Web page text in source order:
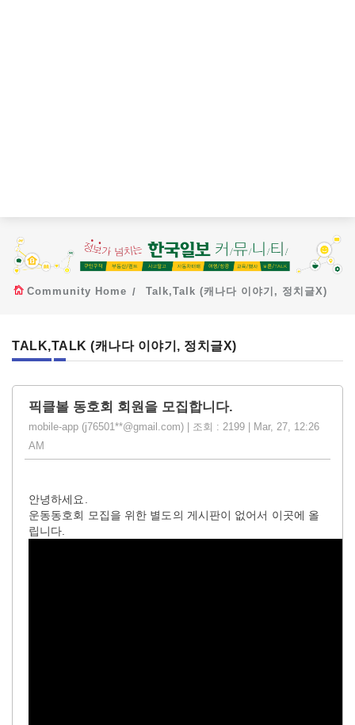
Community Home Talk,Talk (캐나다 이야기, 정치글X)
TALK,TALK (캐나다 이야기, 정치글X)
픽클볼 동호회 회원을 모집합니다.
mobile-app (j76501**@gmail.com) | 조회 : 2199 | Mar, 27, 12:26
AM
안녕하세요.
운동동호회 모집을 위한 별도의 게시판이 없어서 이곳에 올
립니다.